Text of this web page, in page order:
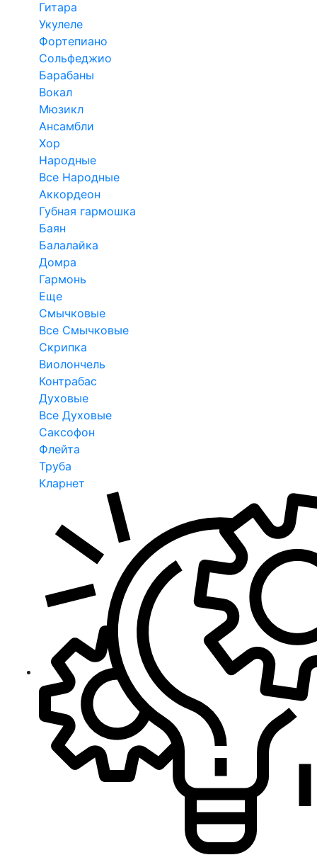
Гитара
Укулеле
Фортепиано
Сольфеджио
Барабаны
Вокал
Мюзикл
Ансамбли
Хор
Народные
Все Народные
Аккордеон
Губная гармошка
Баян
Балалайка
Домра
Гармонь
Еще
Смычковые
Все Смычковые
Скрипка
Виолончель
Контрабас
Духовые
Все Духовые
Саксофон
Флейта
Труба
Кларнет